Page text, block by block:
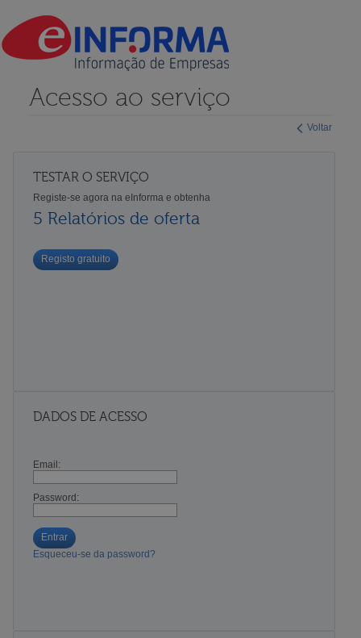
Voltar
Acesso ao serviço
TESTAR O SERVIÇO
Registe-se agora na eInforma e obtenha
5 Relatórios de oferta
Registo gratuito
DADOS DE ACESSO
Email:
Password:
Entrar
Esqueceu-se da password?